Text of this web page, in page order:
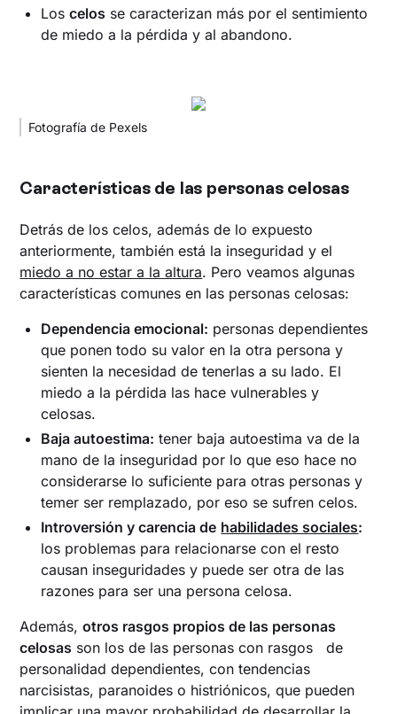
Loscelos se caracterizan más por el sentimiento
de miedo a la pérdida y al abandono.
Fotografía de Pexels
Características de las personas celosas
Detrás de los celos, además de lo expuesto
anteriormente, también está la inseguridad y el
miedo a no estar a la altura. Pero veamos algunas
características comunes en las personas celosas:
Dependencia emocional: personas dependientes
que ponen todo su valor en la otra persona y
sienten la necesidad de tenerlas a su lado. El
miedo a la pérdida las hace vulnerables y
celosas.
Baja autoestima: tener baja autoestima va de la
mano de la inseguridad por lo que eso hace no
considerarse lo suficiente para otras personas y
temer ser remplazado, por eso se sufren celos.
Introversión y carencia de habilidades sociales:
los problemas para relacionarse con el resto
causan inseguridades y puede ser otra de las
razones para ser una persona celosa.
Además,otros rasgos propios de las personas
celosas son los de las personas con rasgos de
personalidad dependientes, con tendencias
narcisistas, paranoides o histriónicos, que pueden